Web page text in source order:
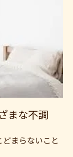
まな不調
まらないこと